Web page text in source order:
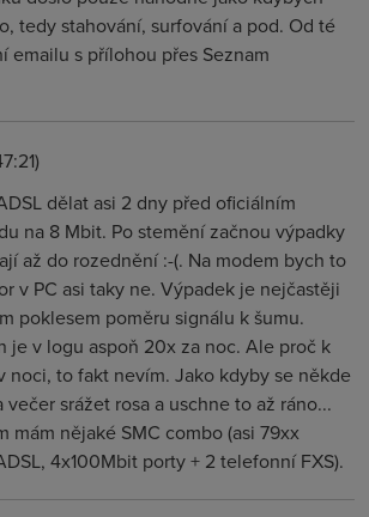
tedy stahování, surfování a pod. Od té
emailu s přílohou přes Seznam
dělat asi 2 dny před oficiálním
na 8 Mbit. Po stemění začnou výpadky
až do rozednění :-(. Na modem bych to
v PC asi taky ne. Výpadek je nejčastěji
poklesem poměru signálu k šumu.
je v logu aspoň 20x za noc. Ale proč k
noci, to fakt nevím. Jako kdyby se někde
večer srážet rosa a uschne to až ráno...
mám nějaké SMC combo (asi 79xx
4x100Mbit porty + 2 telefonní FXS).